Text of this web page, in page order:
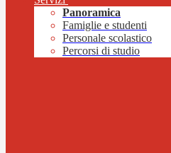
Panoramica
Famiglie e studenti
Personale scolastico
Percorsi di studio